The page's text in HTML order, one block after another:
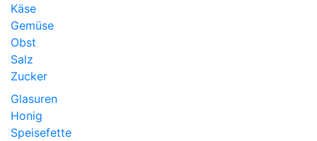
Käse
Gemüse
Obst
Salz
Zucker
Glasuren
Honig
Speisefette